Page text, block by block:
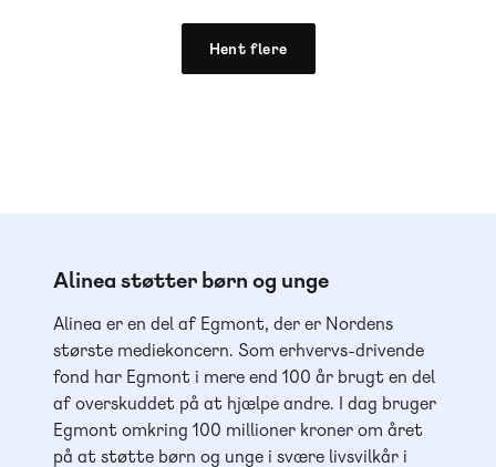
Hent flere
Alinea støtter børn og unge
Alinea er en del af Egmont, der er Nordens
største mediekoncern. Som erhvervs-drivende
fond har Egmont i mere end 100 år brugt en del
af overskuddet på at hjælpe andre. I dag bruger
Egmont omkring 100 millioner kroner om året
på at støtte børn og unge i svære livsvilkår i